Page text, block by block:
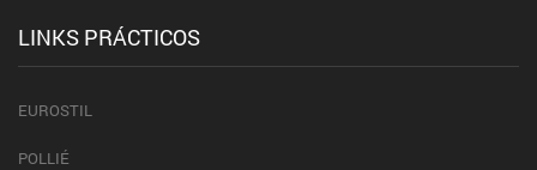
LINKS PRÁCTICOS
EUROSTIL
POLLIÉ